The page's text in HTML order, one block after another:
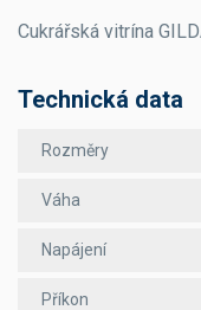
Cukrářská vitrína
Technická data
Rozměry
Váha
Napájení
Příkon